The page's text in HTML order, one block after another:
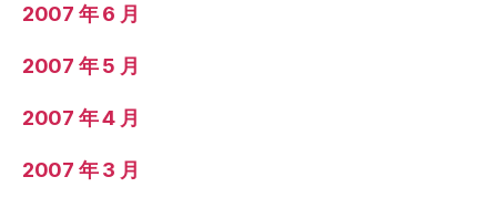
2007 年 6 月
2007 年 5 月
2007 年 4 月
2007 年 3 月